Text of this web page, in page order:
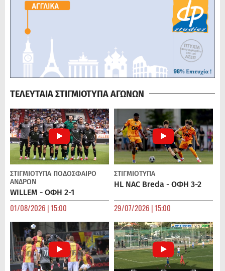
ΤΕΛΕΥΤΑΙΑ ΣΤΙΓΜΙΟΤΥΠΑ ΑΓΩΝΩΝ
ΣΤΙΓΜΙΟΤΥΠΑ ΠΟΔΌΣΦΑΙΡΟ
ΑΝΔΡΏΝ
WILLEM - ΟΦΗ 2-1
01/08/2026 | 15:00
ΣΤΙΓΜΙΟΤΥΠΑ
HL NAC Breda - ΟΦΗ 3-2
29/07/2026 | 15:00